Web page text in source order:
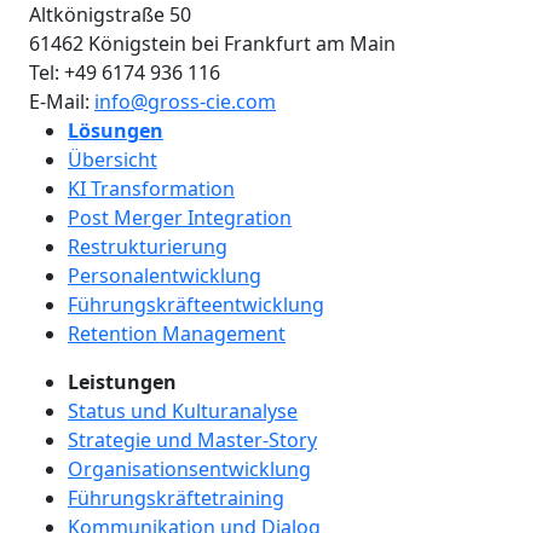
Altkönigstraße 50
61462 Königstein bei Frankfurt am Main
Tel: +49 6174 936 116
E-Mail: info@gross-cie.com
Lösungen
Übersicht
KI Transformation
Post Merger Integration
Restrukturierung
Personalentwicklung
Führungskräfteentwicklung
Retention Management
Leistungen
Status und Kulturanalyse
Strategie und Master-Story
Organisationsentwicklung
Führungskräftetraining
Kommunikation und Dialog